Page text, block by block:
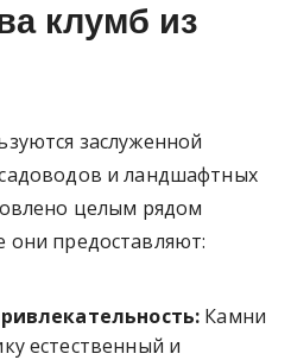
клумб из
заслуженной
и ландшафтных
целым рядом
предоставляют:
Камни
естественный и